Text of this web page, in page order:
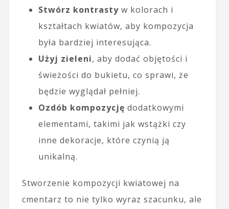
Stwórz kontrastyw kolorach i
kształtach kwiatów, aby kompozycja
była bardziej interesująca.
Użyj zieleni, aby dodać objętości i
świeżości do bukietu, co sprawi, że
będzie wyglądał pełniej.
Ozdób kompozycję dodatkowymi
elementami, takimi jak wstążki czy
inne dekoracje, które czynią ją
unikalną.
Stworzenie kompozycji kwiatowej na
cmentarz to nie tylko wyraz szacunku, ale